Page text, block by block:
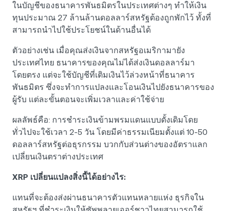
ในบัญชีของธนาคารพันธมิตรในประเทศต่างๆ ทำให้เงิน
ทุนประมาณ 27 ล้านล้านดอลลาร์สหรัฐต้องถูกพักไว้ ทั้งที่
สามารถนำไปใช้ประโยชน์ในด้านอื่นได้
ตัวอย่างเช่น เมื่อคุณส่งเงินจากสหรัฐอเมริกามายัง
ประเทศไทย ธนาคารของคุณไม่ได้ส่งเงินดอลลาร์มา
โดยตรง แต่จะใช้บัญชีที่เติมเงินไว้ล่วงหน้าที่ธนาคาร
พันธมิตร ซึ่งจะทำการแปลงและโอนเงินไปยังธนาคารของ
ผู้รับ แต่ละขั้นตอนจะเพิ่มเวลาและค่าใช้จ่าย
ผลลัพธ์คือ: การชำระเงินข้ามพรมแดนแบบดั้งเดิมโดย
ทั่วไปจะใช้เวลา 2-5 วัน โดยมีค่าธรรมเนียมตั้งแต่ 10-50
ดอลลาร์สหรัฐต่อธุรกรรม บวกกับส่วนต่างของอัตราแลก
เปลี่ยนเงินตราต่างประเทศ
XRP เปลี่ยนแปลงสิ่งนี้ได้อย่างไร:
แทนที่จะต้องส่งผ่านธนาคารตัวแทนหลายแห่ง ธุรกิจใน